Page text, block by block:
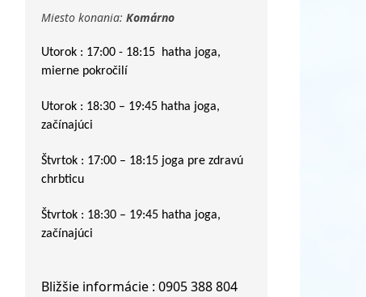
Miesto konania: Komárno
Utorok : 17:00 - 18:15
hatha joga,
mierne pokročilí
Utorok : 18:30 – 19:45 hatha joga,
začínajúci
Štvrtok : 17:00 – 18:15 joga pre zdravú
chrbticu
Štvrtok : 18:30 – 19:45 hatha joga,
začínajúci
Bližšie informácie : 0905 388 804